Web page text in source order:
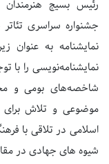
رئیس بسیج
جشنواره سراسری
نمایشنامه به
نمایشنامه‌نویسی را با
شاخصه‌های بومی و
موضوعی و تلاش برای
اسلامی در تلاقی با
شیوه های جهادی در